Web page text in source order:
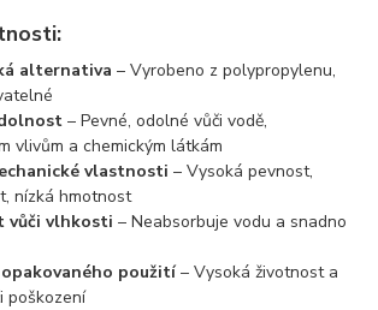
alternativa – Vyrobeno z polypropylenu,
– Pevné, odolné vůči vodě,
vlivům a chemickým látkám
vlastnosti – Vysoká pevnost,
nízká hmotnost
vůči vlhkosti – Neabsorbuje vodu a snadno
použití– Vysoká životnost a
poškození